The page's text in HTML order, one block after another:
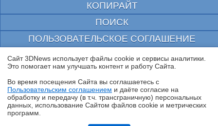
КОПИРАЙТ
ПОИСК
ПОЛЬЗОВАТЕЛЬСКОЕ СОГЛАШЕНИЕ
ЗАЩИЩЕНО CURATOR
© 1997—2026 Электронное периодическое издание "3ДНьюс" | Свидетельство о
выдано Федеральной Службой по надзору за соблюдением законодательства в сфере
массовых коммуникаций и охране культурного наследия
При цитировании документа ссылка на сайт с указанием автора обязательна. Полное
заимствование документа является нарушением
российского и международного законодательства и возможно только с согласия
Сайт 3DNews использует файлы cookie и сервисы аналитики.
Это помогает нам улучшать контент и работу Cайта.
Во время посещения Cайта вы соглашаетесь с
Пользовательским соглашением и даёте согласие на
обработку и передачу (в т.ч. трансграничную) персональных
данных, использование Cайтом файлов cookie и метрических
программ.